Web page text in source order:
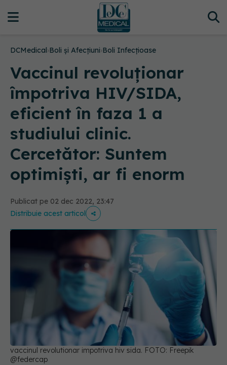
DCMedical›Boli și Afecțiuni›Boli Infecțioase
Vaccinul revoluționar
împotriva HIV/SIDA,
eficient în faza 1 a
studiului clinic.
Cercetător: Suntem
optimiști, ar fi enorm
Publicat pe 02 dec 2022, 23:47
Distribuie acest articol
vaccinul revolutionar impotriva hiv sida. FOTO: Freepik
@federcap